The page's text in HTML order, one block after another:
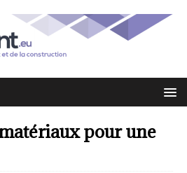
pour une